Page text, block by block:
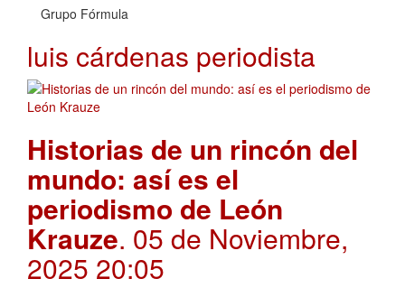
Grupo Fórmula
luis cárdenas periodista
Historias de un rincón del
mundo: así es el
periodismo de León
Krauze. 05 de Noviembre,
2025 20:05